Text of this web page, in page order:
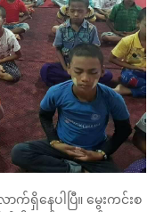
နေပါပြီ။ မွေးကင်းစ